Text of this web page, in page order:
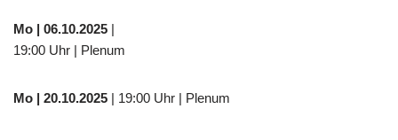
Mo | 06.10.2025 |
19:00 Uhr | Plenum
Mo | 20.10.2025 | 19:00 Uhr | Plenum